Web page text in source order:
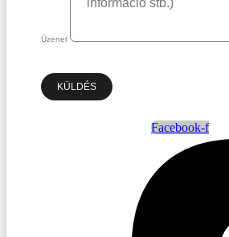
Üzenet
KÜLDÉS
Facebook-f